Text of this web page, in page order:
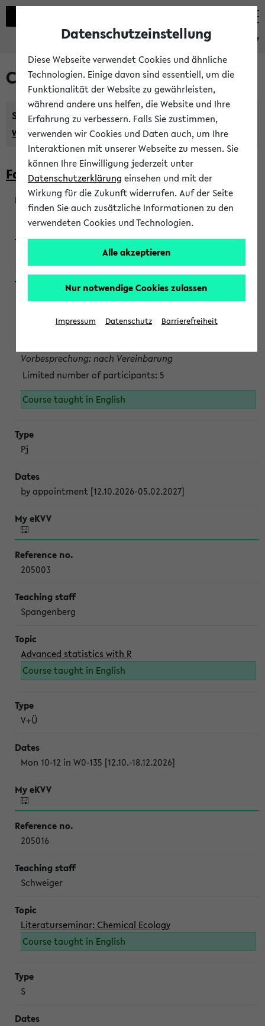
eKVV
Courses taught in English
Semester:
WiSe 2026/2027 SoSe 2026 Previous...
Faculty of Biology
200923
Wendisch, Peters-Wendisch, Stegelmann
Projektmodul "Bakterielle Biotechnologie"
Persönliche Anmeldung beim Veranstalter ist unbedingt
Vorbesprechung: nach Vereinbarung
Limited number of participants: 5
Course taught in English
Pj
by appointment [12.10.2026-05.02.2027]
205003
Spangenberg
Advanced statistics with R
Course taught in English
V+Ü
Mon 10-12 in W0-135 [12.10.-18.12.2026]
205016
Schweiger
Literaturseminar: Chemical Ecology
Course taught in English
S
Datenschutzeinstellung
Diese Webseite verwendet Cookies und ähnliche
Technologien. Einige davon sind essentiell, um die
Funktionalität der Website zu gewährleisten,
während andere uns helfen, die Website und Ihre
Erfahrung zu verbessern. Falls Sie zustimmen,
verwenden wir Cookies und Daten auch, um Ihre
Interaktionen mit unserer Webseite zu messen. Sie
können Ihre Einwilligung jederzeit unter
Datenschutzerklärung einsehen und mit der
Wirkung für die Zukunft widerrufen. Auf der Seite
finden Sie auch zusätzliche Informationen zu den
verwendeten Cookies und Technologien.
Alle akzeptieren
Nur notwendige Cookies zulassen
Impressum Datenschutz Barrierefreiheit